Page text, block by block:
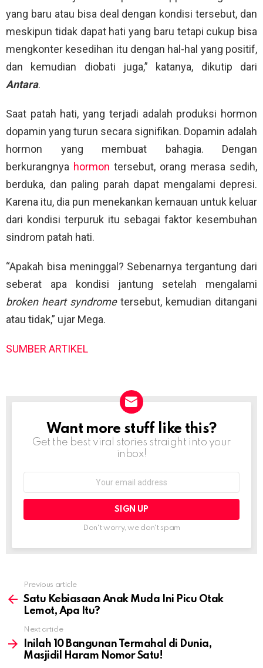
yang baru atau bisa deal dengan kondisi tersebut, dan
meskipun tidak dapat hati yang baru tetapi cukup bisa
mengkonter kesedihan itu dengan hal-hal yang positif,
dan kemudian diobati juga,” katanya, dikutip dari
Antara.
Saat patah hati, yang terjadi adalah produksi hormon
dopamin yang turun secara signifikan. Dopamin adalah
hormon yang membuat bahagia. Dengan
berkurangnya hormon tersebut, orang merasa sedih,
berduka, dan paling parah dapat mengalami depresi.
Karena itu, dia pun menekankan kemauan untuk keluar
dari kondisi terpuruk itu sebagai faktor kesembuhan
sindrom patah hati.
“Apakah bisa meninggal? Sebenarnya tergantung dari
seberat apa kondisi jantung setelah mengalami
broken heart syndrometersebut, kemudian ditangani
atau tidak,” ujar Mega.
SUMBER ARTIKEL
NEWSLETTER
Want more stuff like this?
Get the best viral stories straight into your
inbox!
Don't worry, we don't spam
more
Previous article
Satu Kebiasaan Anak Muda Ini Picu Otak
Lemot, Apa Itu?
Next article
Inilah 10 Bangunan Termahal di Dunia,
Masjidil Haram Nomor Satu!